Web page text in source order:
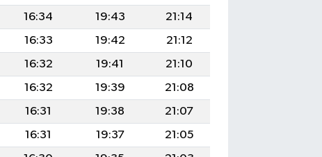
16:34 19:43
21:14
16:33 19:42
21:12
16:32 19:41
21:10
16:32 19:39
21:08
16:31 19:38
21:07
16:31 19:37
21:05